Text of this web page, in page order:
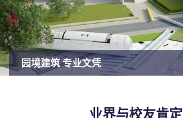
园境建筑 专业文凭
业界与校友肯定